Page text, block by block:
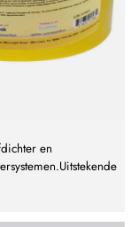
en